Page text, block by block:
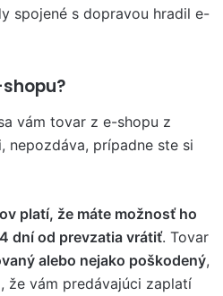
spojené s dopravou hradil e-
vám tovar z e-shopu z
nepozdáva, prípadne ste si
platí, že máte možnosť ho
dní od prevzatia vrátiť. Tovar
alebo nejako poškodený,
že vám predávajúci zaplatí